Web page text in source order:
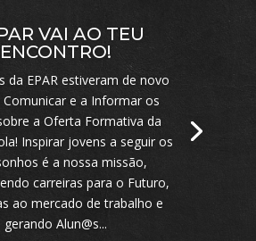
VAI AO TEU
ENCONTRO!
da EPAR estiveram de novo
Comunicar e a Informar os
a Oferta Formativa da
Inspirar jovens a seguir os
é a nossa missão,
carreiras para o Futuro,
ao mercado de trabalho e
gerando Alun@s...